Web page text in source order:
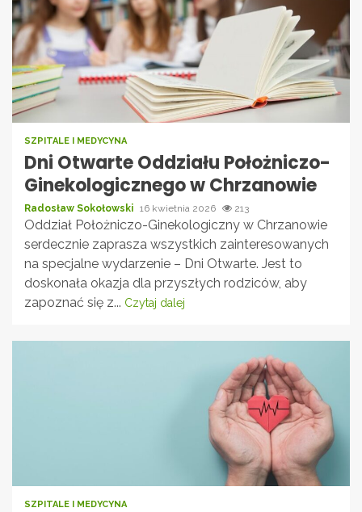
SZPITALE I MEDYCYNA
Dni Otwarte Oddziału Położniczo-
Ginekologicznego w Chrzanowie
Radosław Sokołowski 16 kwietnia 2026 213
Oddział Położniczo-Ginekologiczny w Chrzanowie
serdecznie zaprasza wszystkich zainteresowanych
na specjalne wydarzenie – Dni Otwarte. Jest to
doskonała okazja dla przyszłych rodziców, aby
zapoznać się z... Czytaj dalej
SZPITALE I MEDYCYNA